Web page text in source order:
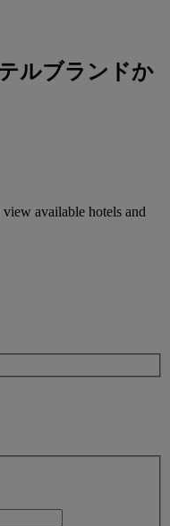
ルブランドか
available hotels and